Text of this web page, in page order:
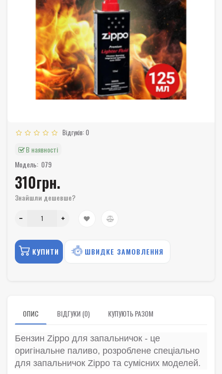
Відгуків: 0
В наявності
Модель: 079
310грн.
Знайшли дешевше?
КУПИТИ ШВИДКЕ ЗАМОВЛЕННЯ
ОПИС ВІДГУКИ (0) КУПУЮТЬ РАЗОМ
Бензин Zippo для запальничок - це
оригінальне паливо, розроблене спеціально
для запальничок Zippo та сумісних моделей.